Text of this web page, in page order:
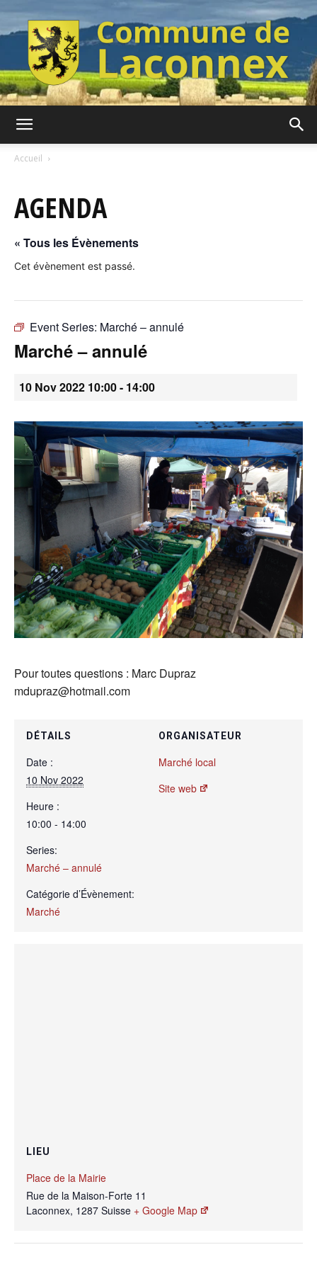
Laconnex
Canton
Accueil
AGENDA
« Tous les Évènements
Cet évènement est passé.
Event Series: Marché – annulé
Marché – annulé
10 Nov 2022 10:00- 14:00
Pour toutes questions : Marc Dupraz
mdupraz@hotmail.com
DÉTAILS
Date :
10 Nov 2022
Heure :
10:00 - 14:00
Series:
Marché – annulé
Catégorie d’Évènement:
Marché
ORGANISATEUR
Marché local
Site web
LIEU
Place de la Mairie
Rue de la Maison-Forte 11
Laconnex, 1287 Suisse + Google Map